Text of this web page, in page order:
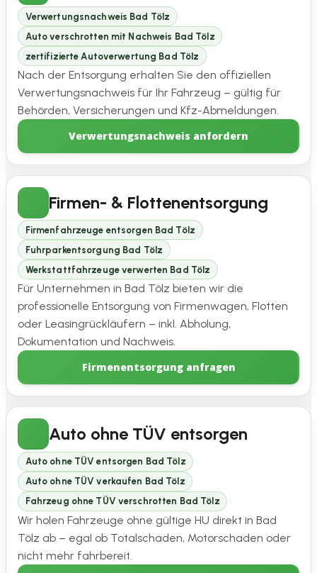
Verwertungsnachweis Bad Tölz
Auto verschrotten mit Nachweis Bad Tölz
zertifizierte Autoverwertung Bad Tölz
Nach der Entsorgung erhalten Sie den offiziellen
Verwertungsnachweis für Ihr Fahrzeug – gültig für
Behörden, Versicherungen und Kfz-Abmeldungen.
Verwertungsnachweis anfordern
Firmen- & Flottenentsorgung
Firmenfahrzeuge entsorgen Bad Tölz
Fuhrparkentsorgung Bad Tölz
Werkstattfahrzeuge verwerten Bad Tölz
Für Unternehmen in Bad Tölz bieten wir die
professionelle Entsorgung von Firmenwagen, Flotten
oder Leasingrückläufern – inkl. Abholung,
Dokumentation und Nachweis.
Firmenentsorgung anfragen
Auto ohne TÜV entsorgen
Auto ohne TÜV entsorgen Bad Tölz
Auto ohne TÜV verkaufen Bad Tölz
Fahrzeug ohne TÜV verschrotten Bad Tölz
Wir holen Fahrzeuge ohne gültige HU direkt in Bad
Tölz ab – egal ob Totalschaden, Motorschaden oder
nicht mehr fahrbereit.